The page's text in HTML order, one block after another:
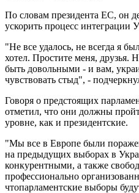
По словам президента ЕС, он
ускорить процесс интеграции
"Не все удалось, не всегда я
хотел. Простите меня, друзья.
быть довольными - и вам,
чувствовать стыд", -
Говоря о предстоящих
отметил, что они должны
уровне, как и президентские.
"Мы все в Европе были
на предыдущих выборах в
конкурентными, а также
профессионально
чтопарламентские выборы